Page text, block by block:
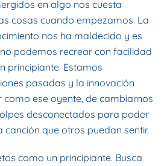
en algo nos cuesta
cosas cuando empezamos. La
nos ha maldecido y es
podemos recrear con facilidad
principiante. Estamos
pasadas y la innovación
ese oyente, de cambiarnos
desconectados para poder
canción que otros puedan sentir.
como un principiante. Busca